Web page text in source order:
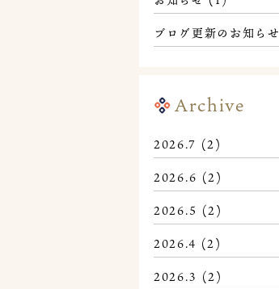
ブログ更新のお知らせ
Archive
2026.7 (2)
2026.6 (2)
2026.5 (2)
2026.4 (2)
2026.3 (2)